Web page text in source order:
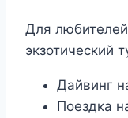
Для
экзотический
Дайвинг
Поездка